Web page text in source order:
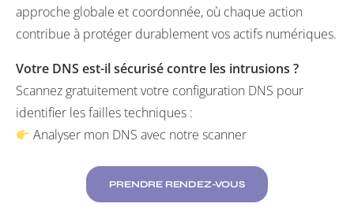
approche globale et coordonnée, où chaque action
contribue à protéger durablement vos actifs numériques.
Votre DNS est-il sécurisé contre les intrusions ?
Scannez gratuitement votre configuration DNS pour
identifier les failles techniques :
Analyser mon DNS avec notre scanner
PRENDRE RENDEZ-VOUS